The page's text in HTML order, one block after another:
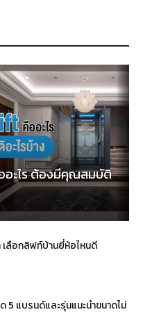
อะไร ต้องมีคุณสมบัติ
ลือกลิฟท์บ้านยี่ห้อไหนดี
5 แบรนด์และรุ่นแนะนำขนาดไม่